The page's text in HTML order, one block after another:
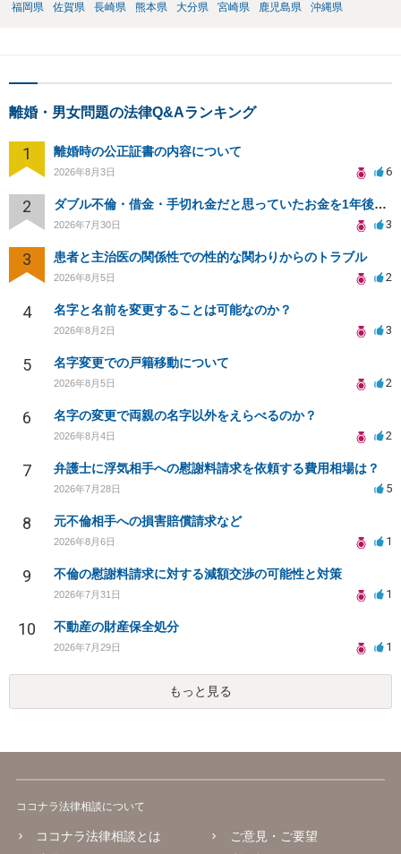
福岡県
佐賀県 長崎県 熊本県 大分県 宮崎県 鹿児島県 沖縄県
離婚・男女問題の法律Q&Aランキング
1 離婚時の公正証書の内容について
2026年8月3日 6
2 ダブル不倫・借金・手切れ金だと思っていたお金を1年後いまさら脅迫罪として通知書が来てまとめて請求
2026年7月30日 3
3 患者と主治医の関係性での性的な関わりからのトラブル
2026年8月5日 2
4 名字と名前を変更することは可能なのか？
2026年8月2日 3
5 名字変更での戸籍移動について
2026年8月5日 2
6 名字の変更で両親の名字以外をえらべるのか？
2026年8月4日 2
7 弁護士に浮気相手への慰謝料請求を依頼する費用相場は？
2026年7月28日 5
8 元不倫相手への損害賠償請求など
2026年8月6日 1
9 不倫の慰謝料請求に対する減額交渉の可能性と対策
2026年7月31日 1
10 不動産の財産保全処分
2026年7月29日 1
もっと見る
ココナラ法律相談について
ココナラ法律相談とは
ご意見・ご要望